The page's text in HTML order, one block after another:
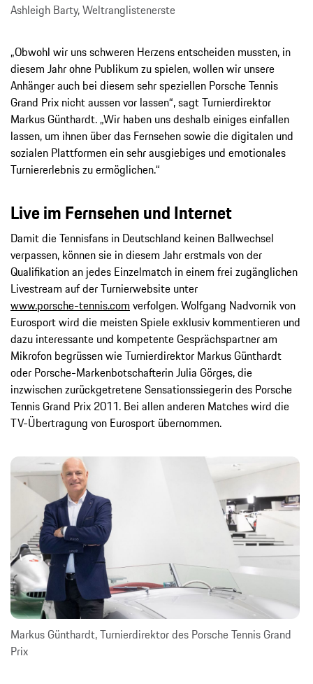
Ashleigh Barty, Weltranglistenerste
„Obwohl wir uns schweren Herzens entscheiden mussten, in
diesem Jahr ohne Publikum zu spielen, wollen wir unsere
Anhänger auch bei diesem sehr speziellen Porsche Tennis
Grand Prix nicht aussen vor lassen“, sagt Turnierdirektor
Markus Günthardt. „Wir haben uns deshalb einiges einfallen
lassen, um ihnen über das Fernsehen sowie die digitalen und
sozialen Plattformen ein sehr ausgiebiges und emotionales
Turniererlebnis zu ermöglichen.“
Live im Fernsehen und Internet
Damit die Tennisfans in Deutschland keinen Ballwechsel
verpassen, können sie in diesem Jahr erstmals von der
Qualifikation an jedes Einzelmatch in einem frei zugänglichen
Livestream auf der Turnierwebsite unter
www.porsche-tennis.com verfolgen. Wolfgang Nadvornik von
Eurosport wird die meisten Spiele exklusiv kommentieren und
dazu interessante und kompetente Gesprächspartner am
Mikrofon begrüssen wie Turnierdirektor Markus Günthardt
oder Porsche-Markenbotschafterin Julia Görges, die
inzwischen zurückgetretene Sensationssiegerin des Porsche
Tennis Grand Prix 2011. Bei allen anderen Matches wird die
TV-Übertragung von Eurosport übernommen.
Markus Günthardt, Turnierdirektor des Porsche Tennis Grand
Prix